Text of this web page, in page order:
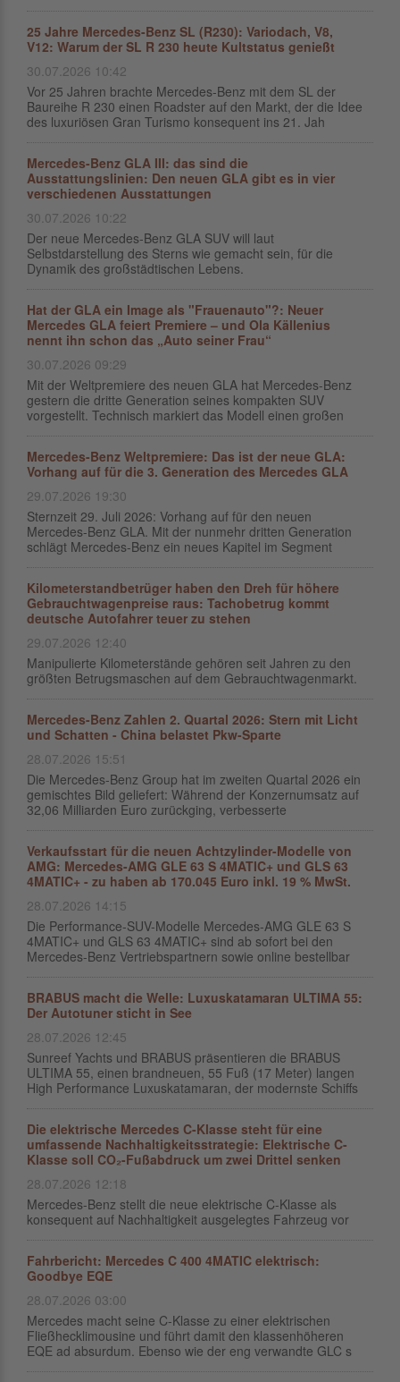
25 Jahre Mercedes-Benz SL (R230): Variodach, V8,
V12: Warum der SL R 230 heute Kultstatus genießt
30.07.2026 10:42
Vor 25 Jahren brachte Mercedes-Benz mit dem SL der
Baureihe R 230 einen Roadster auf den Markt, der die Idee
des luxuriösen Gran Turismo konsequent ins 21. Jah
Mercedes-Benz GLA III: das sind die
Ausstattungslinien: Den neuen GLA gibt es in vier
verschiedenen Ausstattungen
30.07.2026 10:22
Der neue Mercedes‑Benz GLA SUV will laut
Selbstdarstellung des Sterns wie gemacht sein, für die
Dynamik des großstädtischen Lebens.
Hat der GLA ein Image als "Frauenauto"?: Neuer
Mercedes GLA feiert Premiere – und Ola Källenius
nennt ihn schon das „Auto seiner Frau“
30.07.2026 09:29
Mit der Weltpremiere des neuen GLA hat Mercedes-Benz
gestern die dritte Generation seines kompakten SUV
vorgestellt. Technisch markiert das Modell einen großen
Mercedes-Benz Weltpremiere: Das ist der neue GLA:
Vorhang auf für die 3. Generation des Mercedes GLA
29.07.2026 19:30
Sternzeit 29. Juli 2026: Vorhang auf für den neuen
Mercedes-Benz GLA. Mit der nunmehr dritten Generation
schlägt Mercedes-Benz ein neues Kapitel im Segment
Kilometerstandbetrüger haben den Dreh für höhere
Gebrauchtwagenpreise raus: Tachobetrug kommt
deutsche Autofahrer teuer zu stehen
29.07.2026 12:40
Manipulierte Kilometerstände gehören seit Jahren zu den
größten Betrugsmaschen auf dem Gebrauchtwagenmarkt.
Mercedes-Benz Zahlen 2. Quartal 2026: Stern mit Licht
und Schatten - China belastet Pkw-Sparte
28.07.2026 15:51
Die Mercedes-Benz Group hat im zweiten Quartal 2026 ein
gemischtes Bild geliefert: Während der Konzernumsatz auf
32,06 Milliarden Euro zurückging, verbesserte
Verkaufsstart für die neuen Achtzylinder-Modelle von
AMG: Mercedes-AMG GLE 63 S 4MATIC+ und GLS 63
4MATIC+ - zu haben ab 170.045 Euro inkl. 19 % MwSt.
28.07.2026 14:15
Die Performance-SUV-Modelle Mercedes‑AMG GLE 63 S
4MATIC+ und GLS 63 4MATIC+ sind ab sofort bei den
Mercedes-Benz Vertriebspartnern sowie online bestellbar
BRABUS macht die Welle: Luxuskatamaran ULTIMA 55:
Der Autotuner sticht in See
28.07.2026 12:45
Sunreef Yachts und BRABUS präsentieren die BRABUS
ULTIMA 55, einen brandneuen, 55 Fuß (17 Meter) langen
High Performance Luxuskatamaran, der modernste Schiffs
Die elektrische Mercedes C-Klasse steht für eine
umfassende Nachhaltigkeitsstrategie: Elektrische C-
Klasse soll CO₂-Fußabdruck um zwei Drittel senken
28.07.2026 12:18
Mercedes-Benz stellt die neue elektrische C-Klasse als
konsequent auf Nachhaltigkeit ausgelegtes Fahrzeug vor
Fahrbericht: Mercedes C 400 4MATIC elektrisch:
Goodbye EQE
28.07.2026 03:00
Mercedes macht seine C-Klasse zu einer elektrischen
Fließhecklimousine und führt damit den klassenhöheren
EQE ad absurdum. Ebenso wie der eng verwandte GLC s